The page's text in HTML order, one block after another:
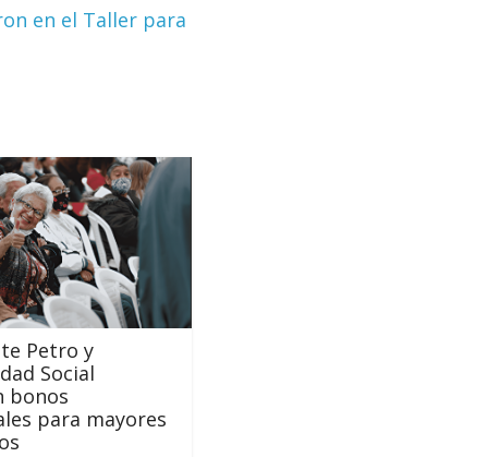
en el Taller para
Petro y
Social
bonos
para mayores